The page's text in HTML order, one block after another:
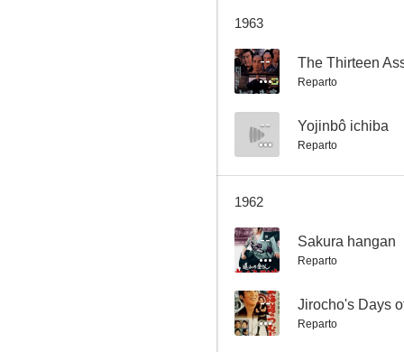
--
1963
-- The Thirteen
Reparto
-- Yojinbô ichiba
Reparto
1962
-- Sakura hangan
Reparto
-- Jirocho's Days
Reparto